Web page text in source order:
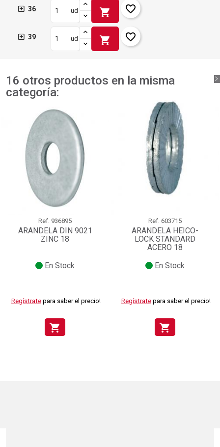
36 ud shopping_cart favorite_border
39 ud shopping_cart favorite_border
16 otros productos en la misma
categoría:
Ref. 936895
ARANDELA DIN 9021
ZINC 18
En Stock
Regístrate para saber el precio!
shopping_cart
Ref. 603715
ARANDELA HEICO-
LOCK STANDARD
ACERO 18
En Stock
Regístrate para saber el precio!
shopping_cart